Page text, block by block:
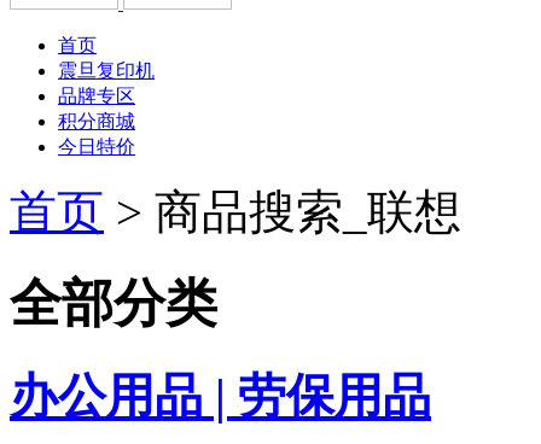
首页
震旦复印机
品牌专区
积分商城
今日特价
首页 > 商品搜索_联想
全部分类
办公用品 | 劳保用品